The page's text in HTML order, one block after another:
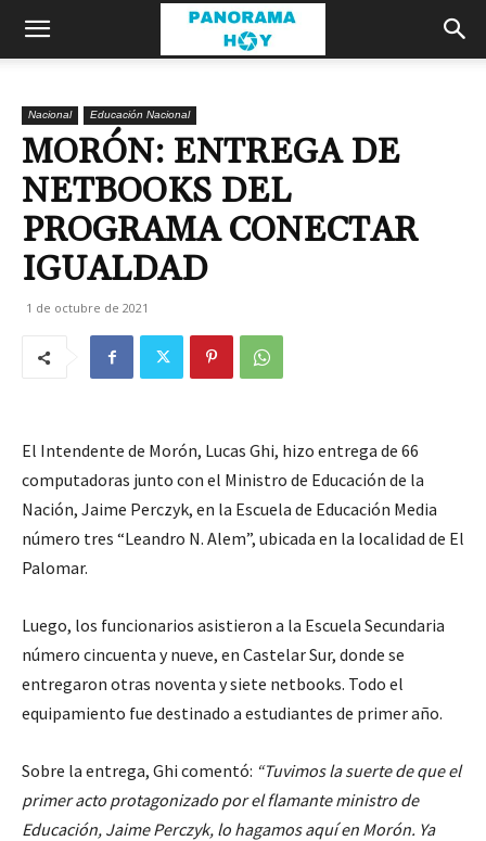
Nacional Educación Nacional
MORÓN: ENTREGA DE
NETBOOKS DEL
PROGRAMA CONECTAR
IGUALDAD
1 de octubre de 2021
El Intendente de Morón, Lucas Ghi, hizo entrega de 66
computadoras junto con el Ministro de Educación de la
Nación, Jaime Perczyk, en la Escuela de Educación Media
número tres “Leandro N. Alem”, ubicada en la localidad de El
Palomar.
Luego, los funcionarios asistieron a la Escuela Secundaria
número cincuenta y nueve, en Castelar Sur, donde se
entregaron otras noventa y siete netbooks. Todo el
equipamiento fue destinado a estudiantes de primer año.
Sobre la entrega, Ghi comentó: “Tuvimos la suerte de que el
primer acto protagonizado por el flamante ministro de
Educación, Jaime Perczyk, lo hagamos aquí en Morón. Ya